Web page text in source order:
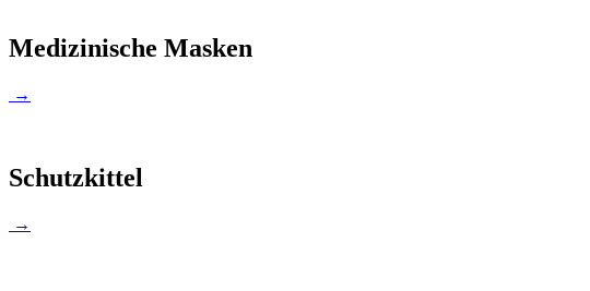
Medizinische Masken
→
Schutzkittel
→